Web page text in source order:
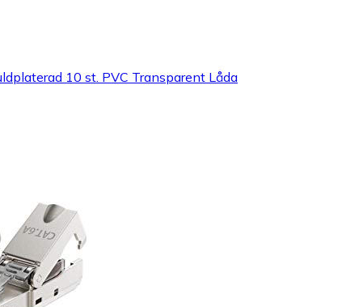
10 st. PVC Transparent Låda